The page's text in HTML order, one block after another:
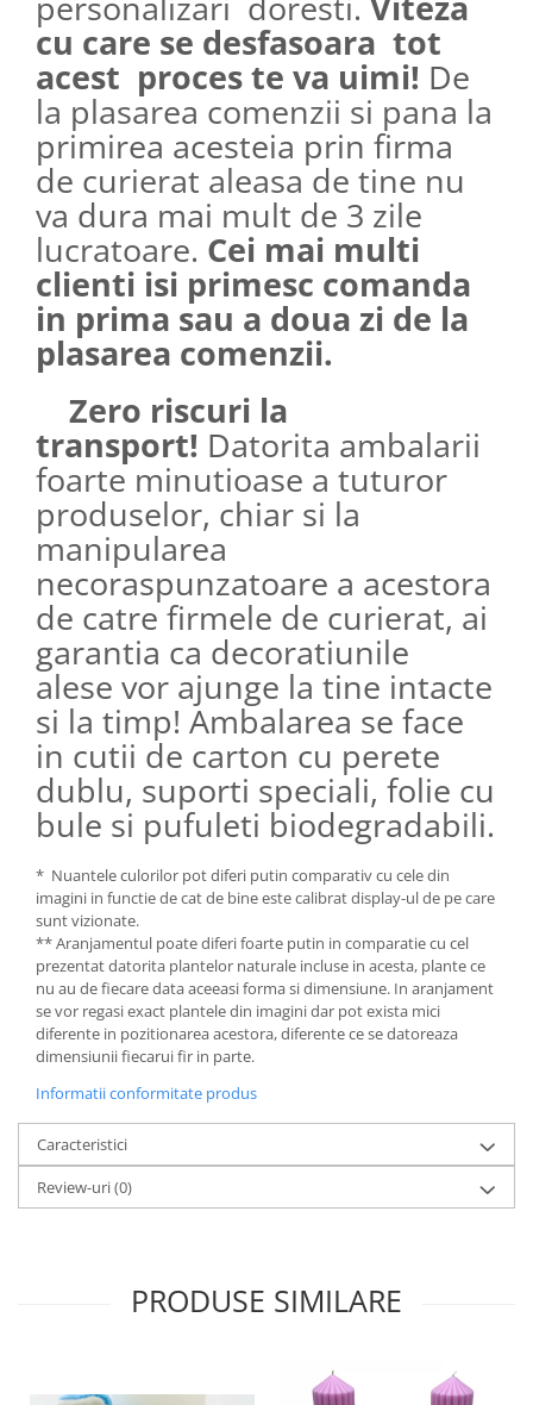
cu care se desfasoara tot
acest proces te va uimi! De
la plasarea comenzii si pana la
primirea acesteia prin firma
de curierat aleasa de tine nu
va dura mai mult de 3 zile
lucratoare. Cei mai multi
clienti isi primesc comanda
in prima sau a doua zi de la
plasarea comenzii.
Zero riscuri la
transport! Datorita ambalarii
foarte minutioase a tuturor
produselor, chiar si la
manipularea
necoraspunzatoare a acestora
de catre firmele de curierat, ai
garantia ca decoratiunile
alese vor ajunge la tine intacte
si la timp! Ambalarea se face
in cutii de carton cu perete
dublu, suporti speciali, folie cu
bule si pufuleti biodegradabili.
* Nuantele culorilor pot diferi putin comparativ cu cele din
imagini in functie de cat de bine este calibrat display-ul de pe care
sunt vizionate.
** Aranjamentul poate diferi foarte putin in comparatie cu cel
prezentat datorita plantelor naturale incluse in acesta, plante ce
nu au de fiecare data aceeasi forma si dimensiune. In aranjament
se vor regasi exact plantele din imagini dar pot exista mici
diferente in pozitionarea acestora, diferente ce se datoreaza
dimensiunii fiecarui fir in parte.
Informatii conformitate produs
Caracteristici
Review-uri(0)
PRODUSE SIMILARE